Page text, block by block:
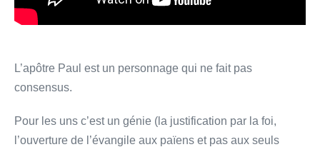
L’apôtre Paul est un personnage qui ne fait pas
consensus.
Pour les uns c’est un génie (la justification par la foi,
l’ouverture de l’évangile aux païens et pas aux seuls